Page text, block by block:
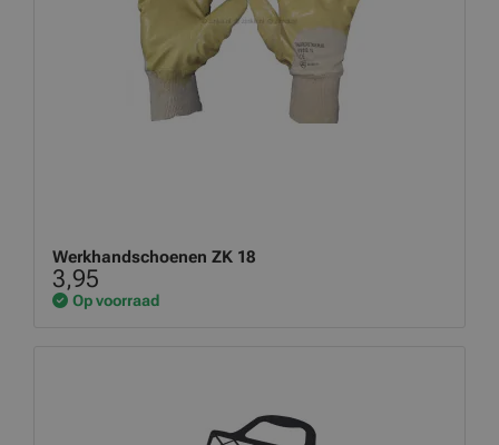
Werkhandschoenen ZK 18
3,95
Op voorraad